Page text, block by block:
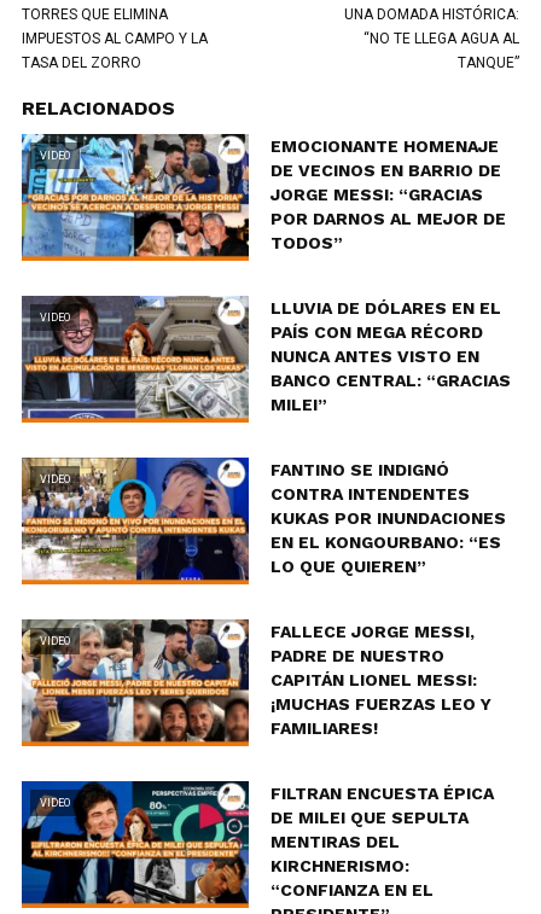
TORRES QUE ELIMINA
IMPUESTOS AL CAMPO Y LA
TASA DEL ZORRO
UNA DOMADA HISTÓRICA:
“NO TE LLEGA AGUA AL
TANQUE”
RELACIONADOS
VIDEO
EMOCIONANTE HOMENAJE
DE VECINOS EN BARRIO DE
JORGE MESSI: “GRACIAS
POR DARNOS AL MEJOR DE
TODOS”
VIDEO
LLUVIA DE DÓLARES EN EL
PAÍS CON MEGA RÉCORD
NUNCA ANTES VISTO EN
BANCO CENTRAL: “GRACIAS
MILEI”
VIDEO
FANTINO SE INDIGNÓ
CONTRA INTENDENTES
KUKAS POR INUNDACIONES
EN EL KONGOURBANO: “ES
LO QUE QUIEREN”
VIDEO
FALLECE JORGE MESSI,
PADRE DE NUESTRO
CAPITÁN LIONEL MESSI:
¡MUCHAS FUERZAS LEO Y
FAMILIARES!
VIDEO
FILTRAN ENCUESTA ÉPICA
DE MILEI QUE SEPULTA
MENTIRAS DEL
KIRCHNERISMO:
“CONFIANZA EN EL